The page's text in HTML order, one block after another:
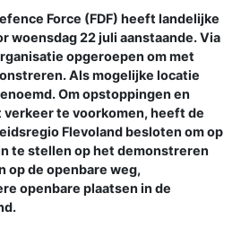
Force (FDF) heeft landelijke
woensdag 22 juli aanstaande. Via
opgeroepen om met
Als mogelijke locatie
Om opstoppingen en
te voorkomen, heeft de
Flevoland besloten om op
te stellen op het demonstreren
op de openbare weg,
openbare plaatsen in de